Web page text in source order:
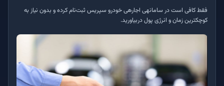
فقط کافی است در سامانه­ی اجاره­ی خودرو سپریس ثبت‌نام کرده و بدون نیاز به
کوچک­ترین زمان و انرژی پول دربیاورید.